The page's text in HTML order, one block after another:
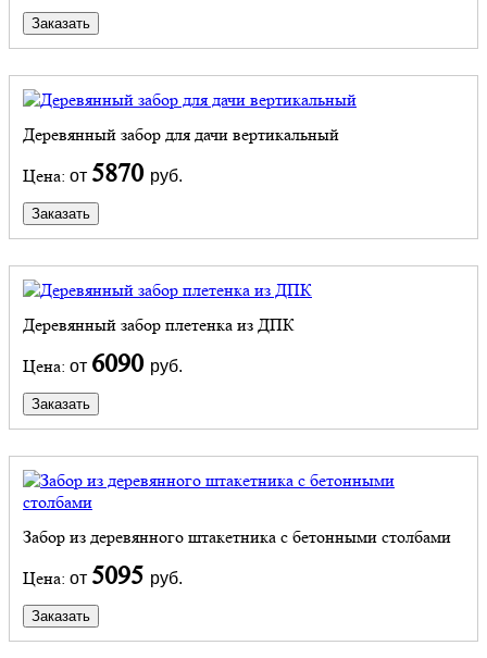
Заказать
Деревянный забор для дачи вертикальный
Цена: от 5870 руб.
Заказать
Деревянный забор плетенка из ДПК
Цена: от 6090 руб.
Заказать
Забор из деревянного штакетника с бетонными столбами
Цена: от 5095 руб.
Заказать